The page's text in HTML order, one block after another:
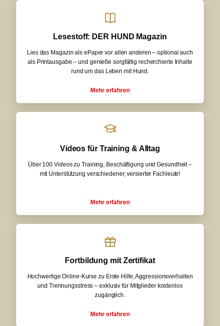
Lesestoff: DER HUND Magazin
Lies das Magazin als ePaper vor allen anderen – optional auch
als Printausgabe – und genieße sorgfältig recherchierte Inhalte
rund um das Leben mit Hund.
Mehr erfahren
Videos für Training & Alltag
Über 100 Videos zu Training, Beschäftigung und Gesundheit –
mit Unterstützung verschiedener, versierter Fachleute!
Mehr erfahren
Fortbildung mit Zertifikat
Hochwertige Online-Kurse zu Erste Hilfe, Aggressionsverhalten
und Trennungsstress – exklusiv für Mitglieder kostenlos
zugänglich.
Mehr erfahren